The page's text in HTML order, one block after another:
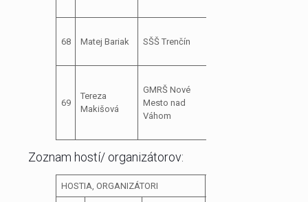
68 Matej Bariak SŠŠ Trenčín
69
Tereza
Makišová
GMRŠ Nové
Mesto nad
Váhom
Zoznam hostí/ organizátorov:
HOSTIA, ORGANIZÁTORI